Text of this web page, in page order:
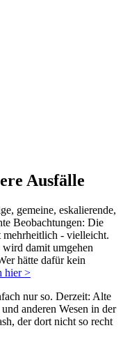
Ausfälle
gemeine, eskalierende,
Beobachtungen: Die
mehrheitlich - vielleicht.
wird damit umgehen
hätte dafür kein
hier >
nur so. Derzeit: Alte
anderen Wesen in der
der dort nicht so recht